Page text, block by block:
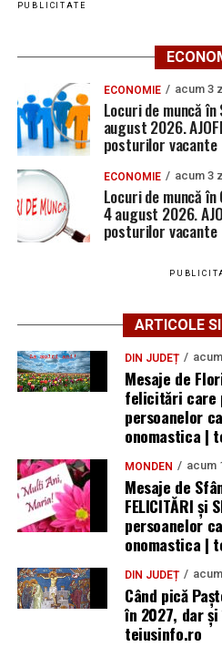
PUBLICITATE
ECONOMIE acum 3
Locuri de muncă
august 2026.
posturilor vacante
ECONOMIE acum 3
Locuri de muncă
4 august 2026.
posturilor vacante
ARTICOLE
DIN JUDEȚ
Mesaje de
felicitări care
persoanelor
onomastica |
MONDEN acum
Mesaje de
FELICITĂRI
persoanelor
onomastica |
DIN JUDEȚ
Când pică
în 2027, dar
teiusinfo.ro